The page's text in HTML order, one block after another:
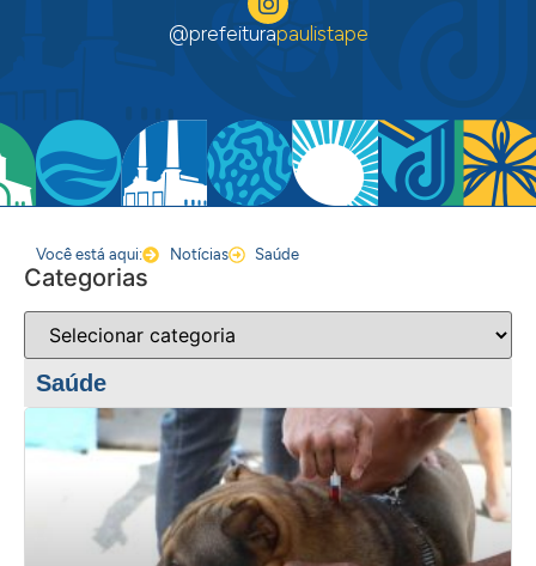
@prefeiturapaulistape
Você está aqui: Notícias Saúde
Categorias
Saúde